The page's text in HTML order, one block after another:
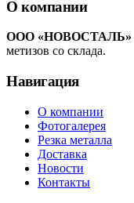
О компании
ООО «НОВОСТАЛЬ»
метизов со склада.
Навигация
О компании
Фотогалерея
Резка металла
Доставка
Новости
Контакты